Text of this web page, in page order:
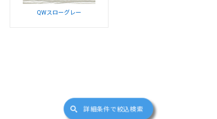
QWスローグレー
詳細条件で絞込検索